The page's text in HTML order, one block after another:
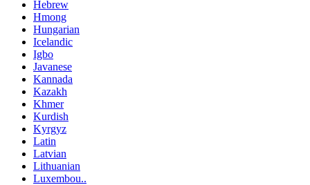
Hebrew
Hmong
Hungarian
Icelandic
Igbo
Javanese
Kannada
Kazakh
Khmer
Kurdish
Kyrgyz
Latin
Latvian
Lithuanian
Luxembou..